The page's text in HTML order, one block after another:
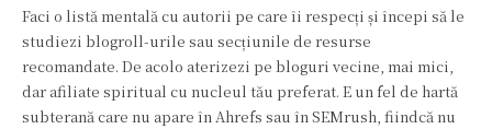
Faci o listă mentală cu autorii pe care îi respecți și începi să le
studiezi blogroll-urile sau secțiunile de resurse
recomandate. De acolo aterizezi pe bloguri vecine, mai mici,
dar afiliate spiritual cu nucleul tău preferat. E un fel de hartă
subterană care nu apare în Ahrefs sau în SEMrush, fiindcă nu